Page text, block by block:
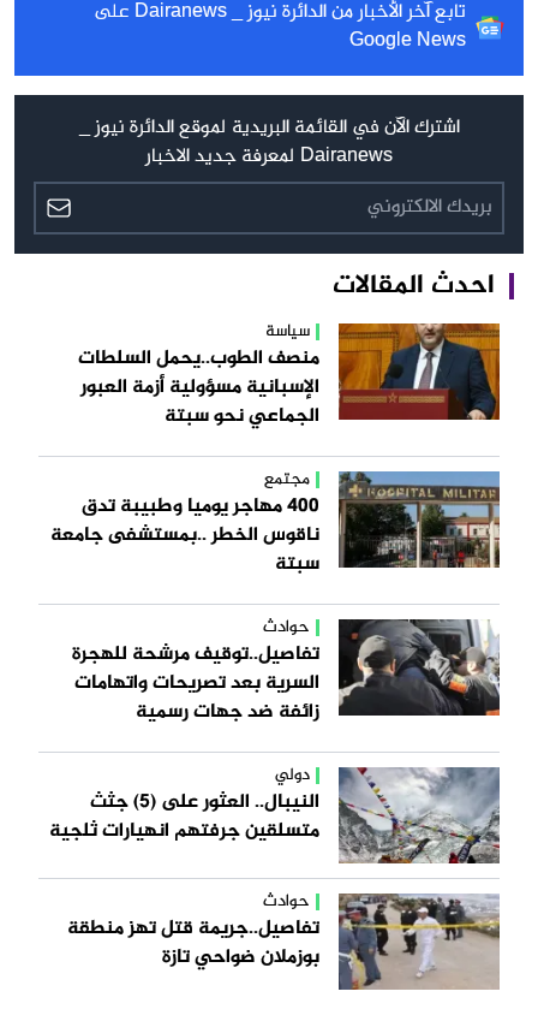
تابع آخر الأخبار من الدائرة نيوز _ Dairanews على
Google News
اشترك الآن في القائمة البريدية لموقع الدائرة نيوز _
Dairanews لمعرفة جديد الاخبار
احدث المقالات
سياسة
منصف الطوب..يحمل السلطات
الإسبانية مسؤولية أزمة العبور
الجماعي نحو سبتة
مجتمع
400 مهاجر يوميا وطبيبة تدق
ناقوس الخطر ..بمستشفى جامعة
سبتة
حوادث
تفاصيل..توقيف مرشحة للهجرة
السرية بعد تصريحات واتهامات
زائفة ضد جهات رسمية
دولي
النيبال.. العثور على (5) جثث
متسلقين جرفتهم انهيارات ثلجية
حوادث
تفاصيل..جريمة قتل تهز منطقة
بوزملان ضواحي تازة